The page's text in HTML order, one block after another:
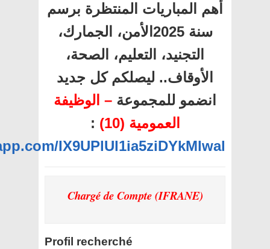
أهم المباريات المنتظرة برسم
سنة 2025الأمن، الجمارك،
التجنيد، التعليم، الصحة،
الأوقاف.. ليصلكم كل جديد
انضمو للمجموعة – الوظيفة
العمومية (10)
:
IX9UPlUl1ia5ziDYkMlwal
Chargé de Compte (IFRANE)
Profil recherché